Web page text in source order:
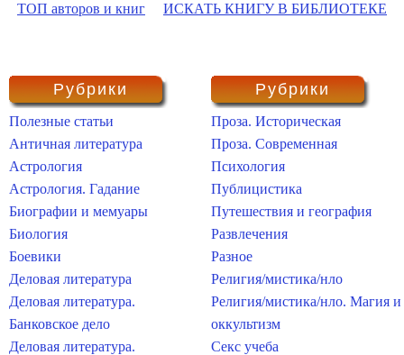
ТОП авторов и книг ИСКАТЬ КНИГУ В БИБЛИОТЕКЕ
Рубрики
Полезные статьи
Античная литература
Астрология
Астрология. Гадание
Биографии и мемуары
Биология
Боевики
Деловая литература
Деловая литература.
Банковское дело
Деловая литература.
Рубрики
Проза. Историческая
Проза. Современная
Психология
Публицистика
Путешествия и география
Развлечения
Разное
Религия/мистика/нло
Религия/мистика/нло. Магия и
оккультизм
Секс учеба